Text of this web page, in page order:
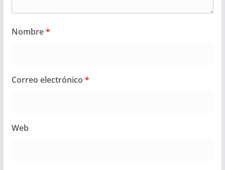
Nombre*
Correo electrónico *
Web